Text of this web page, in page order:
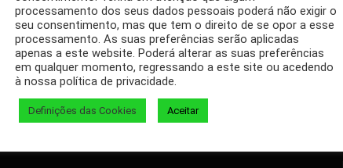
Facebook Twitter
processamento dos seus dados pessoais poderá não exigir o
seu consentimento, mas que tem o direito de se opor a esse
processamento. As suas preferências serão aplicadas
apenas a este website. Poderá alterar as suas preferências
em qualquer momento, regressando a este site ou acedendo
à nossa política de privacidade.
Definições das Cookies Aceitar